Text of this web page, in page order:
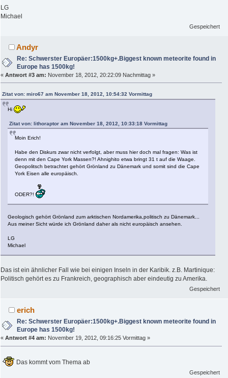
LG
Michael
Gespeichert
Andyr
Re: Schwerster Europäer:1500kg+.Biggest known meteorite found in
Europe has 1500kg!
« Antwort #3 am: November 18, 2012, 20:22:09 Nachmittag »
Zitat von: miro67 am November 18, 2012, 10:54:32 Vormittag
Hi
Zitat von: lithoraptor am November 18, 2012, 10:33:18 Vormittag
Moin Erich!
Habe den Diskurs zwar nicht verfolgt, aber muss hier doch mal fragen: Was ist
denn mit den Cape York Massen?! Ahnighito etwa bringt 31 t auf die Waage.
Geopolitsch betrachtet gehört Grönland zu Dänemark und somit sind die Cape
York Eisen alle europäisch.
ODER?!
Geologisch gehört Grönland zum arktischen Nordamerika,politisch zu Dänemark...
Aus meiner Sicht würde ich Grönland daher als nicht europäisch ansehen.
LG
Michael
Das ist ein ähnlicher Fall wie bei einigen Inseln in der Karibik. z.B. Martinique:
Politisch gehört es zu Frankreich, geographisch aber eindeutig zu Amerika.
Gespeichert
erich
Re: Schwerster Europäer:1500kg+.Biggest known meteorite found in
Europe has 1500kg!
« Antwort #4 am: November 19, 2012, 09:16:25 Vormittag »
Das kommt vom Thema ab
Gespeichert